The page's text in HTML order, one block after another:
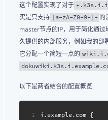
这个配置实现了对于
实是只支持 [a-zA-Z0-9-]+ 的
master节点的IP，用于简化通
久提供的内部服务，例如我的部
它分配一个简短一点的
以下是两者结合的配置概览
1 i.example.com {